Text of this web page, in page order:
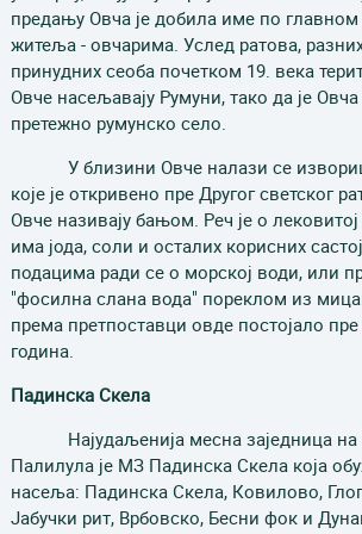
предању Овча је добила име по
житеља - овчарима. Услед ратова,
принудних сеоба почетком 19. века
Овче насељавају Румуни, тако да је
претежно румунско село.
У близини Овче налази се
које је откривено пре Другог светског
Овче називају бањом. Реч је о лековитој
има јода, соли и осталих корисних
подацима ради се о морској води, или
"фосилна слана вода" пореклом из
према претпоставци овде постојало
година.
Падинска Скела
Најудаљенија месна заједница на
Палилула је МЗ Падинска Скела која
насеља: Падинска Скела, Ковилово,
Јабучки рит, Врбовско, Бесни фок и